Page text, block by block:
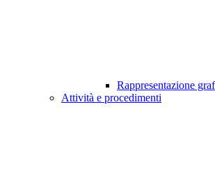
Rappresentazione
Attività e procedimenti